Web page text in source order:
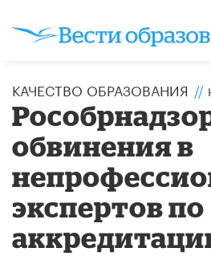
КАЧЕСТВО ОБРАЗОВАНИЯ //
обвинения в
экспертов по